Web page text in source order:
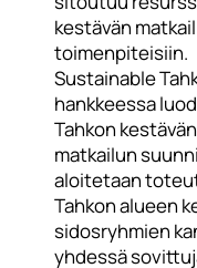
kestävän
toimenpiteisiin.
Sustainable
hankkeessa
Tahkon kestävän
matkailun
aloitetaan
Tahkon alueen
sidosryhmien
yhdessä